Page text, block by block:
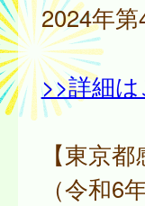
2024年
>>詳細
【東京
（令和6